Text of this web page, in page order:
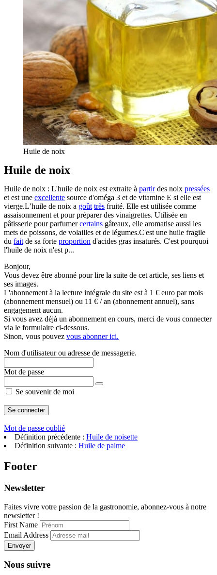
Huile de noix
Huile de noix
Huile de noix : L'huile de noix est extraite à partirdes noix pressées
et est une excellente source d'oméga 3 et de vitamine E si elle est
vierge.L’huile de noix a goût très fruité. Elle est utilisée comme
assaisonnement et pour préparer des vinaigrettes. Utilisée en
pâtisserie pour parfumercertains gâteaux, elle aromatise aussi les
mets de poissons, de volailles et de légumes.C'est une huile fragile
du fait de sa forte proportion d'acides gras insaturés. C'est pourquoi
l'huile de noix n'est p...
Bonjour,
Vous devez être abonné pour lire la suite de cet article, ses liens et
ses images.
L'abonnement à la lecture intégrale du site est à 1 € euro par mois
(abonnement mensuel) ou 11 € / an (abonnement annuel), sans
engagement aucun.
Si vous avez déjà un abonnement en cours, merci de vous connecter
via le formulaire ci-dessous.
Sinon, vous pouvez vous abonner ici.
Nom d'utilisateur ou adresse de messagerie.
Mot de passe
Se souvenir de moi
Mot de passe oublié
Définition précédente : Huile de noisette
Définition suivante : Huile de palme
Footer
Newsletter
Faites vivre votre passion de la gastronomie, abonnez-vous à notre
newsletter !
First Name
Email Address
Envoyer
Nous suivre